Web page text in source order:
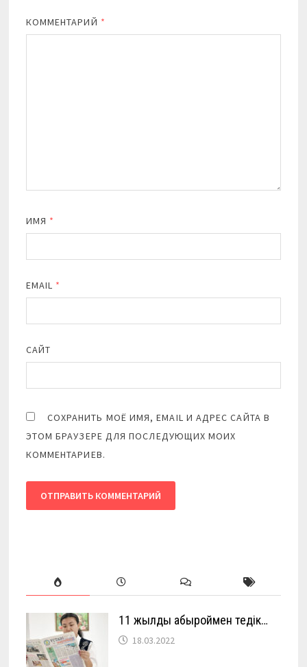
КОММЕНТАРИЙ *
ИМЯ *
EMAIL *
САЙТ
СОХРАНИТЬ МОЁ ИМЯ, EMAIL И АДРЕС САЙТА В
ЭТОМ БРАУЗЕРЕ ДЛЯ ПОСЛЕДУЮЩИХ МОИХ
КОММЕНТАРИЕВ.
11 жылды абыроймен өтедік…
18.03.2022